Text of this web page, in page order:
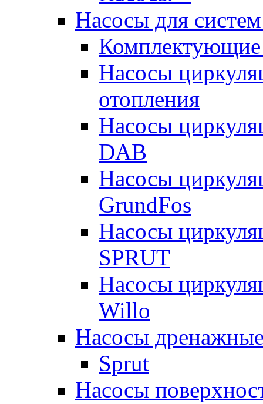
Насосы для
Комплектующие
Насосы
отопления
Насосы
DAB
Насосы
GrundFos
Насосы
SPRUT
Насосы
Willo
Насосы
Sprut
Насосы